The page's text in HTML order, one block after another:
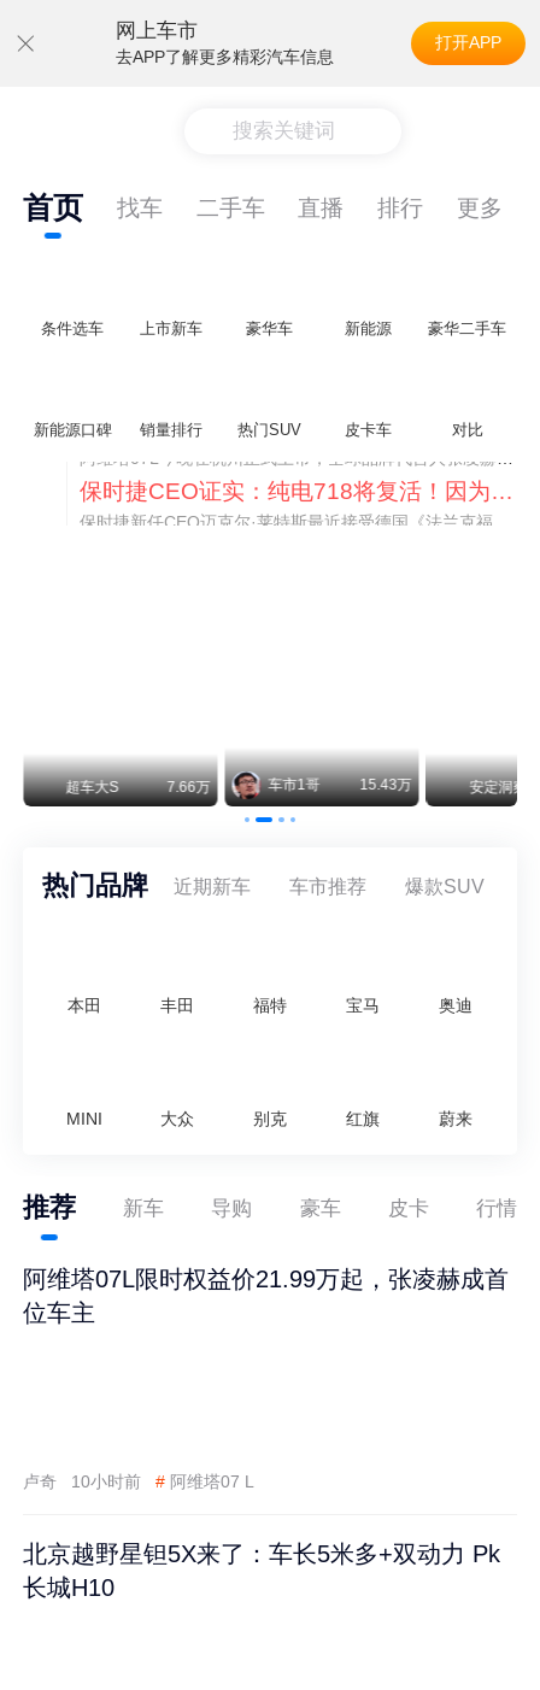
网上车市
去APP了解更多精彩汽车信息
打开APP
搜索关键词
首页 找车 二手车 直播 排行 更多
条件选车 上市新车 豪华车 新能源 豪华二手车
新能源口碑 销量排行 热门SUV 皮卡车 对比阿维塔07L限时权益价21.99万起，张凌赫成首位车主
保时捷CEO证实：纯电718将复活！因为奥迪需要
超车大S 7.66万 车市1哥 15.43万 安定洞察
热门品牌 近期新车 车市推荐 爆款SUV
本田 丰田 福特 宝马 奥迪
MINI 大众 别克 红旗 蔚来
推荐 新车 导购 豪车 皮卡 行情
阿维塔07L限时权益价21.99万起，张凌赫成首
位车主
卢奇 10小时前 # 阿维塔07 L
北京越野星钽5X来了：车长5米多+双动力 Pk
长城H10